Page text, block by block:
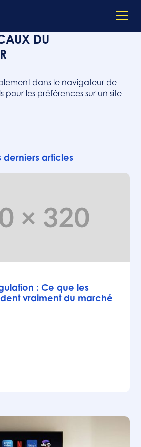
DU
dans le navigateur de
pour les préférences sur un site
derniers articles
: Ce que les
vraiment du marché